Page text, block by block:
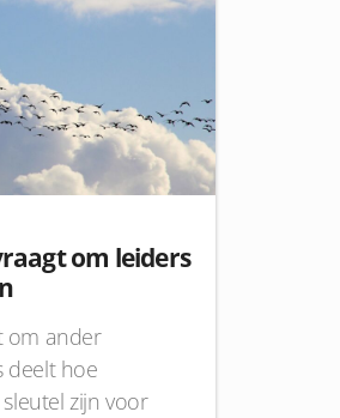
om leiders
om ander
deelt hoe
zijn voor